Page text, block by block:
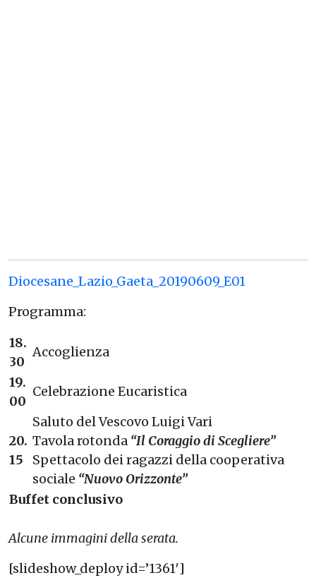
Diocesane_Lazio_Gaeta_20190609_E01
Programma:
18.
30
Accoglienza
19.
00
Celebrazione Eucaristica
20.
15
Saluto del Vescovo Luigi Vari
Tavola rotonda “Il Coraggio di Scegliere”
Spettacolo dei ragazzi della cooperativa
sociale “Nuovo Orizzonte”
Buffet conclusivo
Alcune immagini della serata.
[slideshow_deploy id=’1361′]